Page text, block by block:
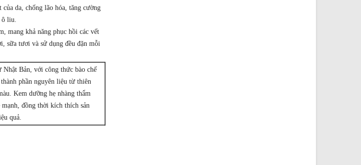
da, chống lão hóa, tăng cường
ô liu.
mang khả năng phục hồi các vết
sữa tươi và sử dụng đều đặn mỗi
Bản, với công thức bào chế
phần nguyên liệu từ thiên
Kem dưỡng hẹ nhàng thẩm
mạnh, đồng thời kích thích sản
quả.